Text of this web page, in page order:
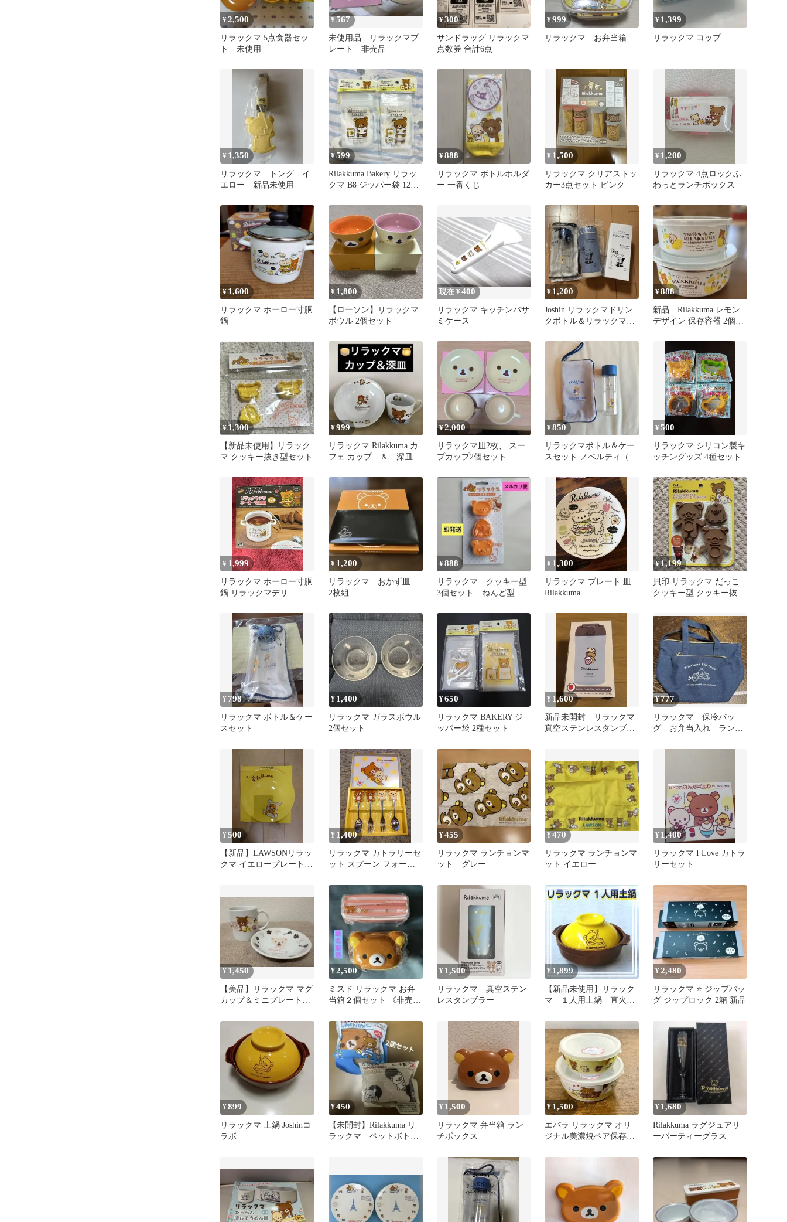
¥2,500
リラックマ 5点食器セッ
ト 未使用
¥567
未使用品 リラックマプ
レート 非売品
¥300
サンドラッグ リラックマ
点数券 合計6点
¥999
リラックマ お弁当箱
¥ 1,399
リラックマ コップ
¥ 1,350
リラックマ トング イ
エロー 新品未使用
¥599
Rilakkuma Bakery リラッ
クマ B8 ジッパー袋 12枚
¥888
リラックマ ボトルホルダ
ー 一番くじ
¥ 1,500
リラックマ クリアストッ
カー3点セット ピンク
¥ 1,200
リラックマ 4点ロックふ
わっとランチボックス
¥1,600
リラックマ ホーロー寸胴
鍋
¥1,800
【ローソン】リラックマ
ボウル 2個セット
現在 ¥400
リラックマ キッチンバサ
ミケース
¥ 1,200
Joshin リラックマドリン
クボトル＆リラックマボ
点
¥888
新品 Rilakkuma レモン
デザイン 保存容器 2個セ
¥1,300
【新品未使用】リラック
マ クッキー抜き型セット
¥999
リラックマ Rilakkuma カ
フェ カップ ＆ 深皿
¥2,000
リラックマ皿2枚、 スー
プカップ2個セット ロ
¥850
リラックマボトル＆ケー
スセット ノベルティ（新
¥500
リラックマ シリコン製キ
ッチングッズ 4種セット
¥ 1,999
リラックマ ホーロー寸胴
鍋 リラックマデリ
¥ 1,200
リラックマ おかず皿
2枚組
¥888
リラックマ クッキー型
3個セット ねんど型
¥ 1,300
リラックマ プレート 皿
Rilakkuma
¥1,199
貝印 リラックマ だっこ
クッキー型 クッキー抜き
¥ 798
リラックマ ボトル＆ケー
スセット
¥ 1,400
リラックマ ガラスボウル
2個セット
¥650
リラックマ BAKERY ジ
ッパー袋 2種セット
¥ 1,600
新品未開封 リラックマ
真空ステンレスタンブラ
¥777
リラックマ 保冷バッ
グ お弁当入れ ランチ
¥500
【新品】LAWSONリラッ
クマ イエロープレート
¥ 1,400
リラックマ カトラリーセ
ット スプーン フォーク 4
¥455
リラックマ ランチョンマ
ット グレー
¥470
リラックマ ランチョンマ
ット イエロー
¥ 1,400
リラックマ I Love カトラ
リーセット
¥ 1,450
【美品】リラックマ マグ
カップ＆ミニプレート
¥2,500
ミスド リラックマ お弁
当箱２個セット 《非売
¥ 1,500
リラックマ 真空ステン
レスタンブラー
¥1,899
【新品未使用】リラック
マ １人用土鍋 直火専
¥2,480
リラックマ ⭐️ ジップバッ
グ ジップロック 2箱 新品
¥899
リラックマ 土鍋 Joshinコ
ラボ
¥450
【未開封】Rilakkuma リ
ラックマ ペットボトル
¥ 1,500
リラックマ 弁当箱 ラン
チボックス
¥1,500
エバラ リラックマ オリ
ジナル美濃焼ペア保存容
¥ 1,680
Rilakkuma ラグジュアリ
ーパーティーグラス